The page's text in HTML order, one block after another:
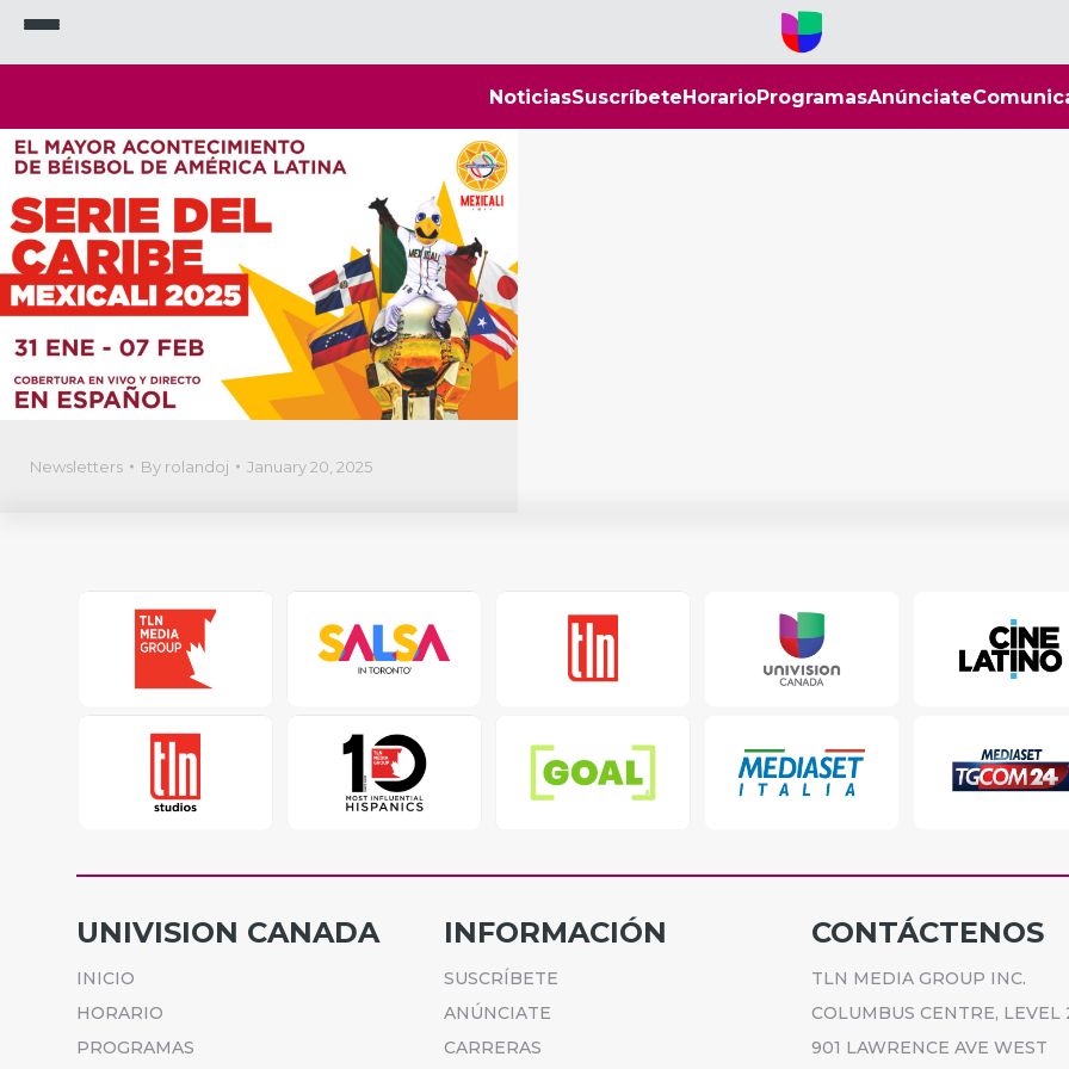
NoticiasSuscríbeteHorarioProgramasAnúnciate
Newsletters By rolandoj January 20, 2025
UNIVISION CANADA
INICIO
HORARIO
PROGRAMAS
INFORMACIÓN
SUSCRÍBETE
ANÚNCIATE
CARRERAS
CONTÁCTENOS
TLN MEDIA GROUP INC.
COLUMBUS CENTRE, LEVEL
901 LAWRENCE AVE WEST